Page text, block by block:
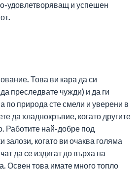
удовлетворяващ и успешен
Това ви кара да си
преследвате чужди) и да ги
по природа сте смели и уверени в
да хладнокръвие, когато другите
Работите най-добре под
залози, когато ви очаква голяма
да се издигат до върха на
Освен това имате много топло